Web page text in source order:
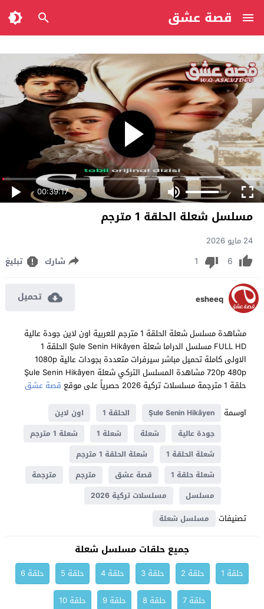
قصة عشق
00:39:17
مسلسل شعلة الحلقة 1 مترجم
24 مايو 2026
6
1 شارك تبليغ
esheeq تحميل
مشاهدة مسلسل شعلة الحلقة 1 مترجم للعربية اون لاين جودة عالية
FULL HD مسلسل الدراما شعلة Şule Senin Hikâyen الحلقة 1
الاولى كاملة تحميل مباشر سيرفرات متعددة بجودات عالية 1080p
720p 480p مشاهدة المسلسل التركي شعلة Şule Senin Hikâyen
حلقة 1 مترجمة مسلسلات تركية 2026 حصرياً على موقع
قصة عشق
اوسمة
Şule Senin Hikâyen الحلقة 1
اون لاين
جودة عالية
شعلة شعلة 1
شعلة 1 مترجم
شعلة الحلقة 1
شعلة الحلقة 1 مترجم
شعلة حلقة 1
قصة عشق مترجم
مترجمة
مسلسل
مسلسلات تركية 2026
تصنيفات مسلسل شعلة
جميع حلقات مسلسل شعلة
حلقة 1 حلقة 2 حلقة 3 حلقة 4 حلقة 5
حلقة 6
حلقة 7
حلقة 8 حلقة 9 حلقة 10